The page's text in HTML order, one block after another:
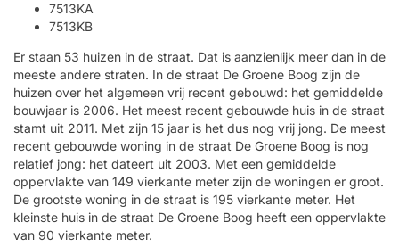
7513KA
7513KB
Er staan 53 huizen in de straat. Dat is aanzienlijk meer dan in de
meeste andere straten. In de straat De Groene Boog zijn de
huizen over het algemeen vrij recent gebouwd: het gemiddelde
bouwjaar is 2006. Het meest recent gebouwde huis in de straat
stamt uit 2011. Met zijn 15 jaar is het dus nog vrij jong. De meest
recent gebouwde woning in de straat De Groene Boog is nog
relatief jong: het dateert uit 2003. Met een gemiddelde
oppervlakte van 149 vierkante meter zijn de woningen er groot.
De grootste woning in de straat is 195 vierkante meter. Het
kleinste huis in de straat De Groene Boog heeft een oppervlakte
van 90 vierkante meter.